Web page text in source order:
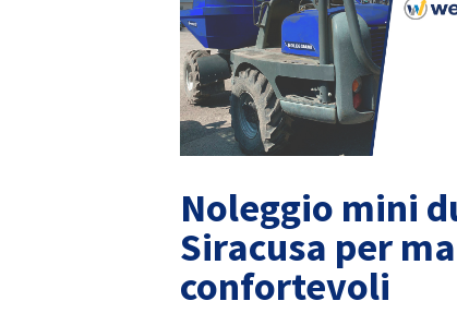
Noleggio mini
Siracusa per
confortevoli